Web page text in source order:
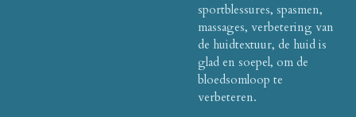
sportblessures, spasmen,
massages, verbetering van
de huidtextuur, de huid is
glad en soepel, om de
bloedsomloop te
verbeteren.